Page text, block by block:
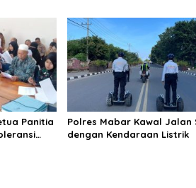
Panitia
Polres Mabar Kawal Jalan
dengan Kendaraan Listrik